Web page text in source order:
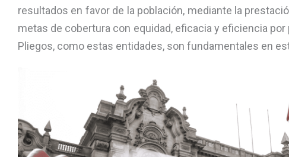
resultados en favor de la población, mediante la
metas de cobertura con equidad, eficacia y eficiencia
Pliegos, como estas entidades, son fundamentales en